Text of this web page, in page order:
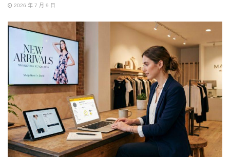
2026 年 7 月 9 日